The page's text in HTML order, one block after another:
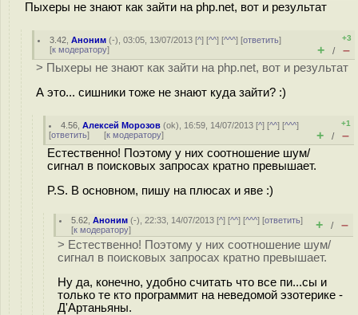
Пыхеры не знают как зайти на php.net, вот и результат
3.42 ,Аноним (-), 03:05, 13/07/2013 [^] [^^] [^^^] [ответить]
[к модератору]
+3
+ / –
> Пыхеры не знают как зайти на php.net, вот и результат
А это... сишники тоже не знают куда зайти? :)
4.56 ,Алексей Морозов (ok), 16:59, 14/07/2013 [^] [^^] [^^^]
[ответить] [к модератору]
+1
+ / –
Естественно! Поэтому у них соотношение шум/
сигнал в поисковых запросах кратно превышает.
P.S. В основном, пишу на плюсах и яве :)
5.62 ,Аноним (-), 22:33, 14/07/2013 [^] [^^] [^^^] [ответить]
[к модератору] + / –
> Естественно! Поэтому у них соотношение шум/
сигнал в поисковых запросах кратно превышает.
Ну да, конечно, удобно считать что все пи...сы и
только те кто программит на неведомой эзотерике -
Д'Артаньяны.